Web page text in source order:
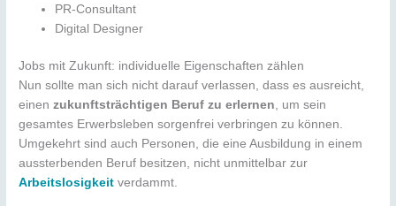
PR-Consultant
Digital Designer
Jobs mit Zukunft: individuelle Eigenschaften zählen
Nun sollte man sich nicht darauf verlassen, dass es ausreicht,
einenzukunftsträchtigen Beruf zu erlernen, um sein
gesamtes Erwerbsleben sorgenfrei verbringen zu können.
Umgekehrt sind auch Personen, die eine Ausbildung in einem
aussterbenden Beruf besitzen, nicht unmittelbar zur
Arbeitslosigkeit verdammt.